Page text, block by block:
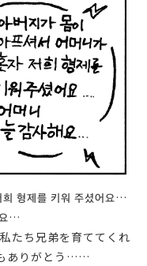
희 형제를 키워 주셨어요…
…
たち兄弟を育ててくれ
ありがとう……